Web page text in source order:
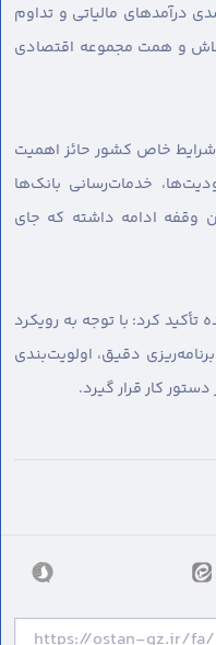
گفت: تحقق حدود ۹۰ درصدی درآمدهای مالیاتی و تداوم
و همت مجموعه اقتصادی
شرایط خاص کشور حائز اهمیت
خدمات‌رسانی بانک‌ها
وقفه ادامه داشته که جای
تأکید کرد: با توجه به رویکرد
دقیق، اولویت‌بندی
کار قرار گیرد.